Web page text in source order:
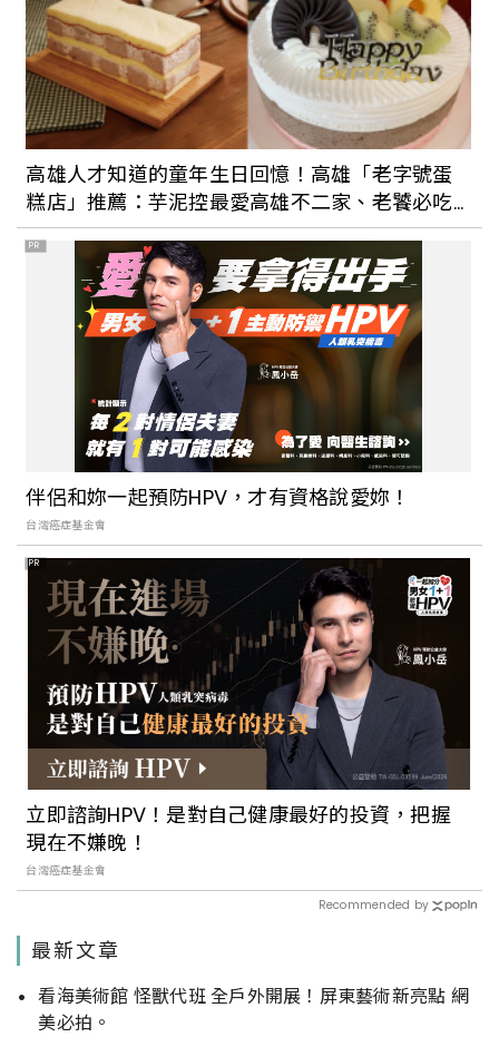
高雄人才知道的童年生日回憶！高雄「老字號蛋
糕店」推薦：芋泥控最愛高雄不二家、老饕必吃
百樂冰淇淋蛋糕
PR
伴侶和妳一起預防HPV，才有資格說愛妳！
台灣癌症基金會
PR
立即諮詢HPV！是對自己健康最好的投資，把握
現在不嫌晚！
台灣癌症基金會
Recommended by
最新文章
看海美術館 怪獸代班 全戶外開展！屏東藝術新亮點 網
美必拍。